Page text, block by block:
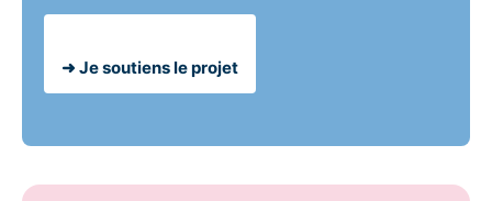
➜ Je soutiens le projet